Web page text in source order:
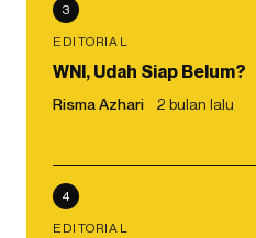
3
EDITORIAL
WNI, Udah Siap Belum?
Risma Azhari 2 bulan lalu
4
EDITORIAL